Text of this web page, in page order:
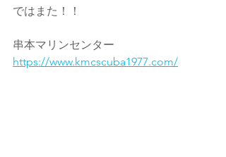
ではまた！！
串本マリンセンター
https://www.kmcscuba1977.com/